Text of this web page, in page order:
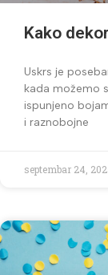
Kako
Uskrs je
kada možemo
ispunjeno
i raznobojne
septembar 24,